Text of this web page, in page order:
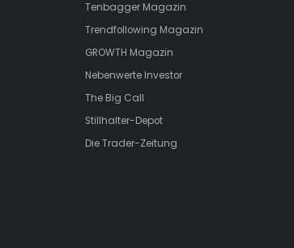
Tenbagger Magazin
Trendfollowing Magazin
GROWTH Magazin
Nebenwerte Investor
The Big Call
Stillhalter-Depot
Die Trader-Zeitung